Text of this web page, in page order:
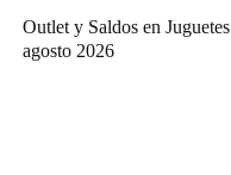
Outlet y Saldos en Juguetes
agosto 2026